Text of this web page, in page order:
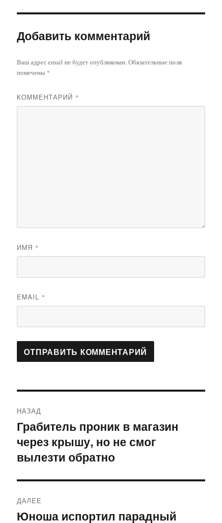
Добавить комментарий
Ваш адрес email не будет опубликован.Обязательные поля
помечены *
КОММЕНТАРИЙ *
ИМЯ *
EMAIL *
по
записям
НАЗАД
Предыдущая
запись:
Грабитель проник в магазин
через крышу, но не смог
вылезти обратно
ДАЛЕЕ
Следующая
Юноша испортил парадный